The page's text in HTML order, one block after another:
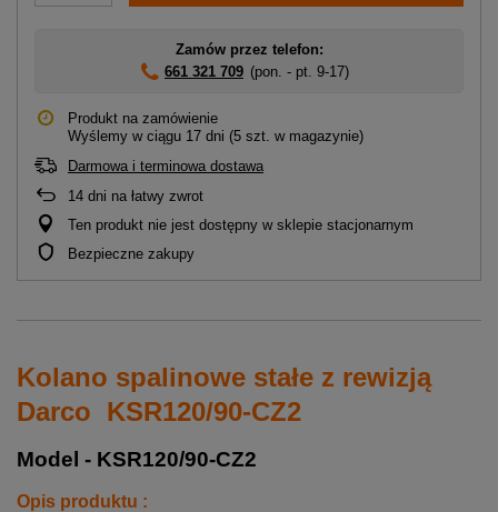
Zamów przez telefon:
661 321 709 (pon. - pt. 9-17)
Produkt na zamówienie
Wyślemy w ciągu 17 dni (5 szt. w magazynie)
Darmowa i terminowa dostawa
14 dni na łatwy zwrot
Ten produkt nie jest dostępny w sklepie stacjonarnym
Bezpieczne zakupy
Kolano spalinowe stałe z rewizją
Darco KSR120/90-CZ2
Model - KSR120/90-CZ2
Opis produktu :